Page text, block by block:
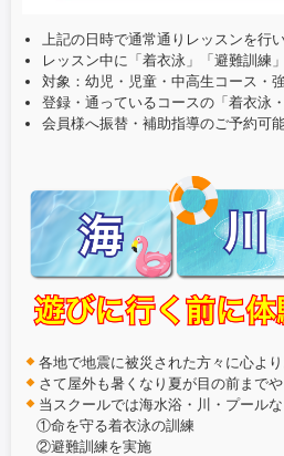
上記の日時で通常通りレッスンを行
レッスン中に「着衣泳」「避難訓練
対象：幼児・児童・中高生コース・
登録・通っているコースの「着衣泳
会員様へ振替・補助指導のご予約可
各地で地震に被災された方々に心より
さて屋外も暑くなり夏が目の前までや
当スクールでは海水浴・川・プール
①命を守る着衣泳の訓練
②避難訓練を実施